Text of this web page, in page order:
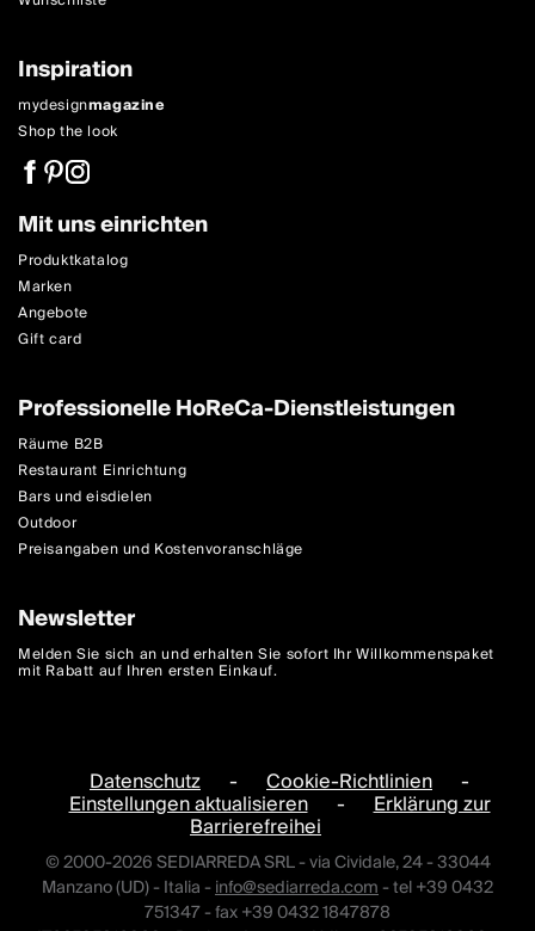
Inspiration
mydesignmagazine
Shop the look
Mit uns einrichten
Produktkatalog
Marken
Angebote
Gift card
Professionelle HoReCa-Dienstleistungen
Räume B2B
Restaurant Einrichtung
Bars und eisdielen
Outdoor
Preisangaben und Kostenvoranschläge
Newsletter
Melden Sie sich an und erhalten Sie sofort Ihr Willkommenspaket
mit Rabatt auf Ihren ersten Einkauf.
Datenschutz - Cookie-Richtlinien -
Einstellungen aktualisieren - Erklärung zur
Barrierefreihei
© 2000-2026 SEDIARREDA SRL - via Cividale, 24 - 33044
Manzano (UD) - Italia -info@sediarreda.com- tel +39 0432
751347 - fax +39 0432 1847878